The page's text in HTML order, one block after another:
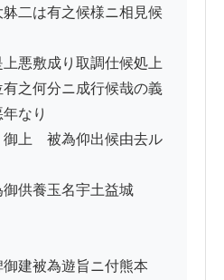
二は有之候様ニ相見候
悪敷成り取調仕候処上
之何分ニ成行候哉の義
なり
上ゟ被為仰出候由去ル
供養玉名宇土益城
建被為遊旨ニ付熊本